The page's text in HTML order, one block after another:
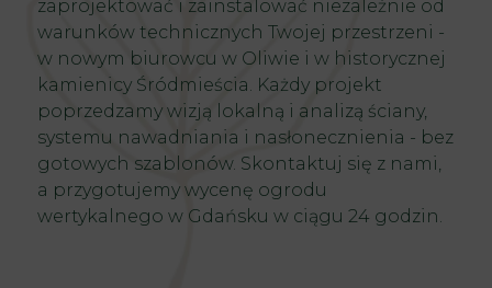
zaprojektować i zainstalować niezależnie od
warunków technicznych Twojej przestrzeni -
w nowym biurowcu w Oliwie i w historycznej
kamienicy Śródmieścia. Każdy projekt
poprzedzamy wizją lokalną i analizą ściany,
systemu nawadniania i nasłonecznienia - bez
gotowych szablonów. Skontaktuj się z nami,
a przygotujemy wycenę ogrodu
wertykalnego w Gdańsku w ciągu 24 godzin.